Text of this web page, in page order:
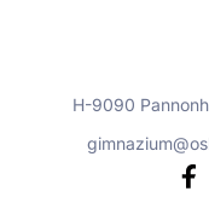
H-9090